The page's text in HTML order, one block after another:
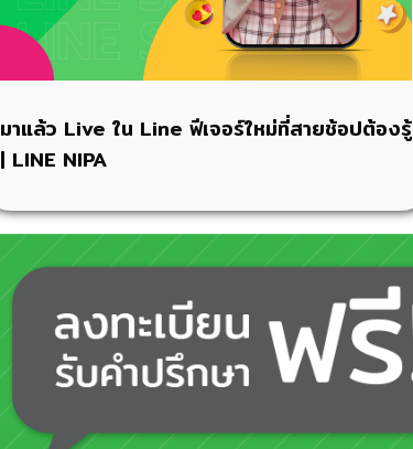
มาแล้ว Live ใน Line ฟีเจอร์ใหม่ที่สายช้อปต้องรู้
| LINE NIPA